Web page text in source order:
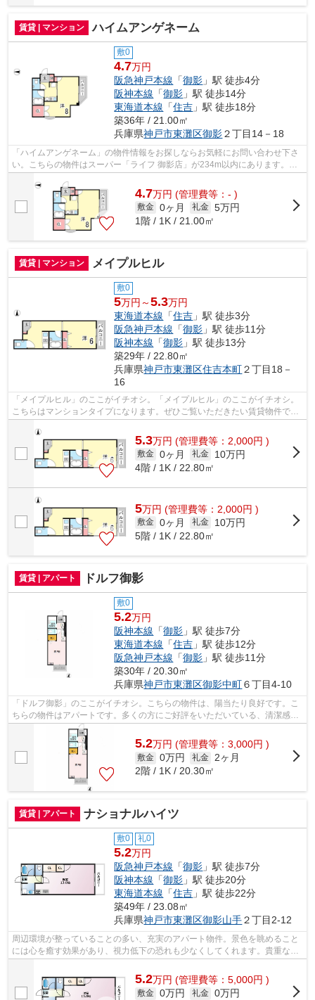
賃貸 | マンション ハイムアンゲネーム
敷0
4.7万円
阪急神戸本線 「御影 」駅 徒歩4分
阪神本線 「御影 」駅 徒歩14分
東海道本線 「住吉 」駅 徒歩18分
築36年 / 21.00㎡
兵庫県神戸市東灘区御影２丁目14－18
「ハイムアンゲネーム」の物件情報をお探しならお気軽にお問い合わせ下さ
い。こちらの物件はスーパー「ライフ 御影店」が234m以内にあります。こ
4.7万円 (管理費等：- )
敷金 0ヶ月 礼金 5万円
1階 / 1K / 21.00㎡
賃貸 | マンション メイプルヒル
敷0
5万円～5.3万円
東海道本線 「住吉 」駅 徒歩3分
阪急神戸本線 「御影 」駅 徒歩11分
阪神本線 「御影 」駅 徒歩13分
築29年 / 22.80㎡
兵庫県神戸市東灘区住吉本町２丁目18－
16
「メイプルヒル」のここがイチオシ。「メイプルヒル」のここがイチオシ。
こちらはマンションタイプになります。ぜひご覧いただきたい賃貸物件で
5.3万円 (管理費等：2,000円 )
敷金 0ヶ月 礼金
10万円
4階 / 1K / 22.80㎡
5万円 (管理費等：2,000円 )
敷金 0ヶ月 礼金
10万円
5階 / 1K / 22.80㎡
賃貸 | アパート ドルフ御影
敷0
5.2万円
阪神本線 「御影 」駅 徒歩7分
東海道本線 「住吉 」駅 徒歩12分
阪急神戸本線 「御影 」駅 徒歩11分
築30年 / 20.30㎡
兵庫県神戸市東灘区御影中町６丁目4-10
「ドルフ御影」のここがイチオシ。こちらの物件は、陽当たり良好です。こ
ちらの物件はアパートです。多くの方にご好評をいただいている、清潔感の
ある賃貸物件です。神戸市東灘区エリ...
5.2万円 (管理費等：3,000円 )
敷金 0万円 礼金 2ヶ月
2階 / 1K / 20.30㎡
賃貸 | アパート ナショナルハイツ
敷0 礼0
5.2万円
阪急神戸本線 「御影 」駅 徒歩7分
阪神本線 「御影 」駅 徒歩20分
東海道本線 「住吉 」駅 徒歩22分
築49年 / 23.08㎡
兵庫県神戸市東灘区御影山手２丁目2-12
周辺環境が整っていることの多い、充実のアパート物件。景色を眺めること
には心を癒す効果があり、視力低下の恐れも少なくしてくれます。貴重な時
間を大切にしたいビジネスマンにおす...
5.2万円 (管理費等：5,000円 )
敷金 0万円 礼金 0万円